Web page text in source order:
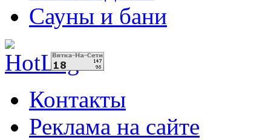
Сауны и бани
Контакты
Реклама на сайте